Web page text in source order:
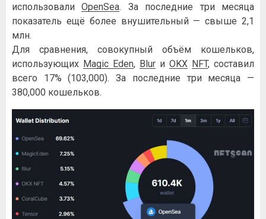
использовалиOpenSea. За последние три месяца
показатель ещё более внушительный — свыше 2,1
млн.
Для сравнения, совокупный объём кошельков,
использующих Magic Eden, Blur и OKX NFT, составил
всего 17% (103,000). За последние три месяца —
380,000 кошельков.